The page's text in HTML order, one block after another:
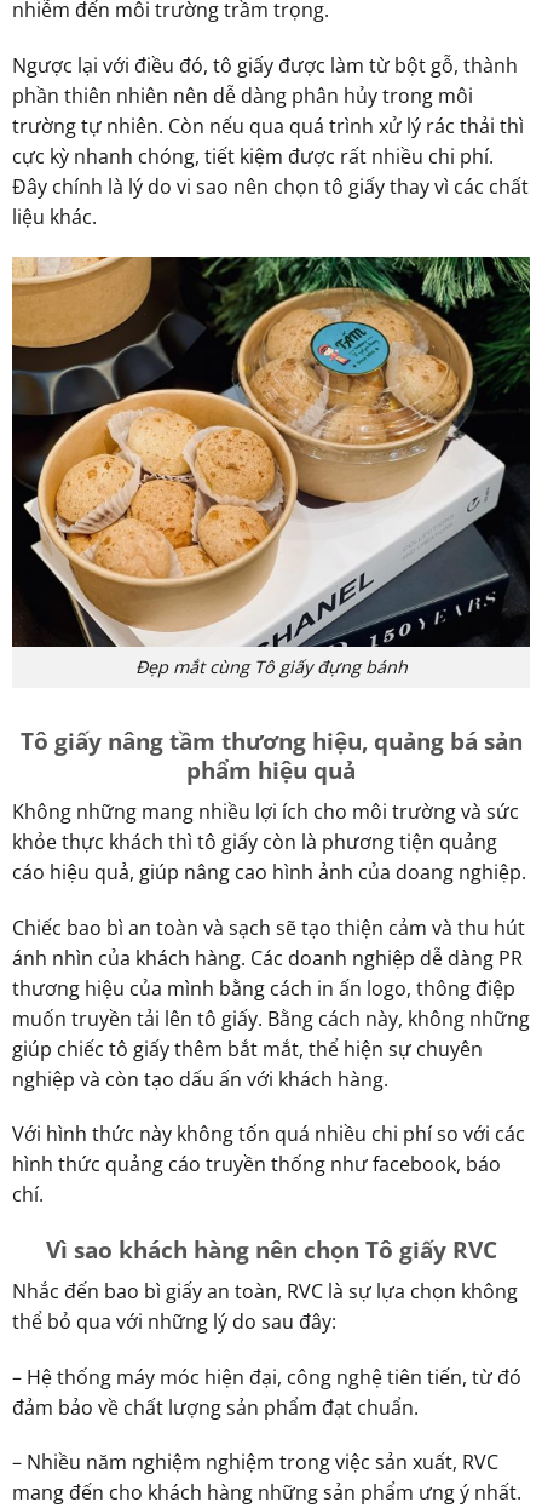
nhiễm đến môi trường trầm trọng.
Ngược lại với điều đó, tô giấy được làm từ bột gỗ, thành
phần thiên nhiên nên dễ dàng phân hủy trong môi
trường tự nhiên. Còn nếu qua quá trình xử lý rác thải thì
cực kỳ nhanh chóng, tiết kiệm được rất nhiều chi phí.
Đây chính là lý do vi sao nên chọn tô giấy thay vì các chất
liệu khác.
Đẹp mắt cùng Tô giấy đựng bánh
Tô giấy nâng tầm thương hiệu, quảng bá sản
phẩm hiệu quả
Không những mang nhiều lợi ích cho môi trường và sức
khỏe thực khách thì tô giấy còn là phương tiện quảng
cáo hiệu quả, giúp nâng cao hình ảnh của doang nghiệp.
Chiếc bao bì an toàn và sạch sẽ tạo thiện cảm và thu hút
ánh nhìn của khách hàng. Các doanh nghiệp dễ dàng PR
thương hiệu của mình bằng cách in ấn logo, thông điệp
muốn truyền tải lên tô giấy. Bằng cách này, không những
giúp chiếc tô giấy thêm bắt mắt, thể hiện sự chuyên
nghiệp và còn tạo dấu ấn với khách hàng.
Với hình thức này không tốn quá nhiều chi phí so với các
hình thức quảng cáo truyền thống như facebook, báo
chí.
Vì sao khách hàng nên chọn Tô giấy RVC
Nhắc đến bao bì giấy an toàn, RVC là sự lựa chọn không
thể bỏ qua với những lý do sau đây:
– Hệ thống máy móc hiện đại, công nghệ tiên tiến, từ đó
đảm bảo về chất lượng sản phẩm đạt chuẩn.
– Nhiều năm nghiệm nghiệm trong việc sản xuất, RVC
mang đến cho khách hàng những sản phẩm ưng ý nhất.